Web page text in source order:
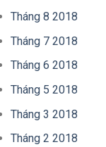
Tháng 8 2018
Tháng 7 2018
Tháng 6 2018
Tháng 5 2018
Tháng 3 2018
Tháng 2 2018